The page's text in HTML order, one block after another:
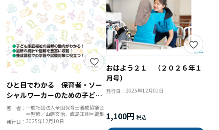
ひと目でわかる 保育者・ソー
シャルワーカーのための子ども
家庭福祉データブック２０２６
著 者： 一般社団法人全国保育士養成協議会
＝監修／山縣文治、直島正樹＝編集
発行日：2025年12月10日
おはよう２１ （２０２６年１
月号）
発行日： 2025年12月01日
1,100円